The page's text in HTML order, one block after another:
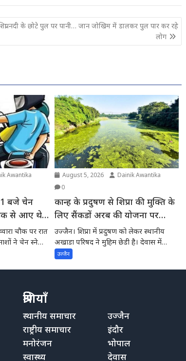
नदी के छोटे पुल पर पानी… जान जोखिम में डालकर पुल पार कर रहे
लोग
Awantika
बजे चेन
से आए थे
चौक पर रात
ने चेन स्नेचिंग
August 5, 2026
Dainik Awantika
0
कान्ह के प्रदुषण से शिप्रा की मुक्ति के
लिए सैंकडों अरब की योजना पर
अमल देवास में डेढ करोड के स्टाप डेम
की स्वीकृति की अपेक्षा में शिप्रा में
प्रदुषण -स्थानीय अखाडा परिषद के
अध्यक्ष ने मुख्यमंत्री से चर्चाकर पूरे
उज्जैन। शिप्रा में प्रदुषण को लेकर स्थानीय
अखाडा परिषद ने मुहिम छेडी है। देवास में
नागदहन...
उज्जैन
श्रेणियाँ
स्थानीय समाचार
राष्ट्रीय समाचार
मनोरंजन
स्वास्थ्य
उज्जैन
इंदौर
भोपाल
देवास